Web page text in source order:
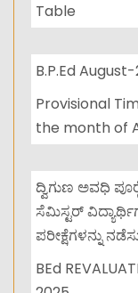
Table
B.P.Ed
Provisional
the month of
ದ್ವಿಗುಣ ಅವಧಿ
ಸೆಮಿಸ್ಟರ್
ಪರೀಕ್ಷೆಗಳನ್ನು
BEd